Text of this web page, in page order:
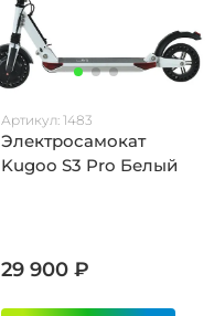
Артикул: 1483
Электросамокат
Kugoo S3 Pro Белый
29 900 ₽